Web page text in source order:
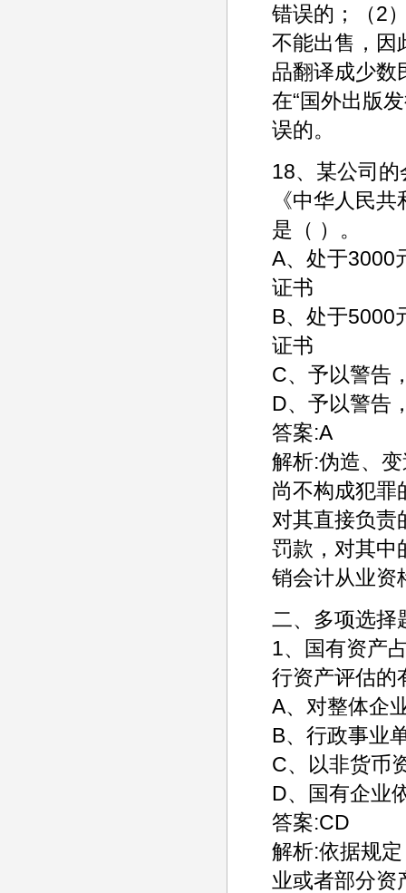
错误的；（2
不能出售，因
品翻译成少数
在“国外出版
误的。
18、某公司
《中华人民
是（ ）。
A、处于3000
证书
B、处于5000
证书
C、予以警告
D、予以警告
答案:A
解析:伪造、
尚不构成犯罪
对其直接负责
罚款，对其中
销会计从业资
二、多项选择
1、国有资产
行资产评估的
A、对整体企
B、行政事业
C、以非货币
D、国有企业
答案:CD
解析:依据规
业或者部分资